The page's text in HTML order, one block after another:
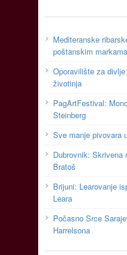
Mediteranske
poštanskim markama
Oporavilište za
životinja
PagArtFestival:
Steinberg
Sve manje pivovara
Dubrovnik: Skrivena
Bratoš
Brijuni: Learovanje
Leara
Počasno Srce
Harrelsona